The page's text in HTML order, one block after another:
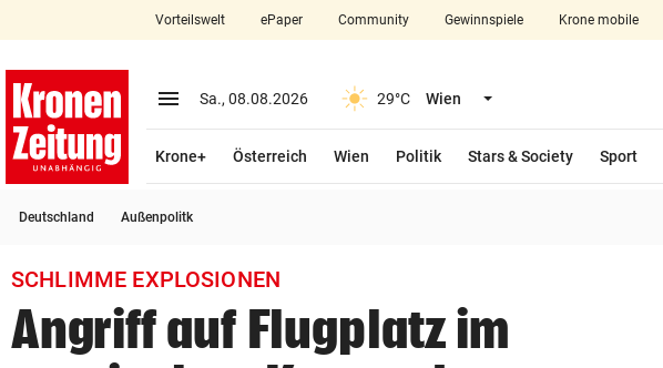
closeSchließen
account_circle Anmelden
arrow_right
Vorteilswelt ePaper Community Gewinnspiele Krone mobile
menu Menü aufklappen
Sa., 08.08.2026 29°C Wien Menü aufklappen
Krone+ Österreich Wien Politik Stars & Society Sport
Deutschland Außenpolitk
SCHLIMME EXPLOSIONEN
Angriff auf Flugplatz im